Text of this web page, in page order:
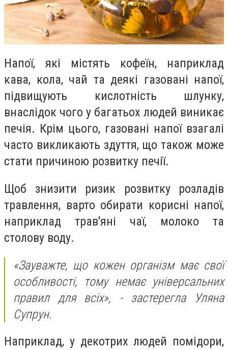
Напої, які містять кофеїн, наприклад
кава, кола, чай та деякі газовані напої,
підвищують кислотність шлунку,
внаслідок чого у багатьох людей виникає
печія. Крім цього, газовані напої взагалі
часто викликають здуття, що також може
стати причиною розвитку печії.
Щоб знизити ризик розвитку розладів
травлення, варто обирати корисні напої,
наприклад трав'яні чаї, молоко та
столову воду.
«Зауважте, що кожен організм має свої
особливості, тому немає універсальних
правил для всіх», - застерегла Уляна
Супрун.
Наприклад, у декотрих людей помідори,